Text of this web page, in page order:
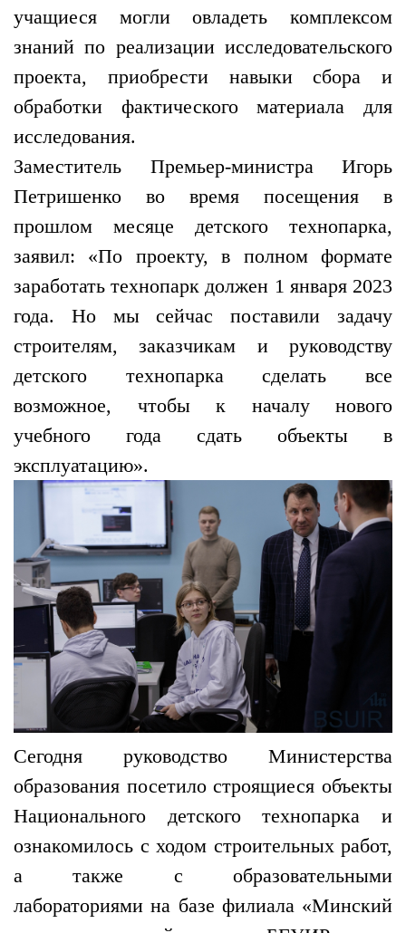
учащиеся могли овладеть комплексом
знаний по реализации исследовательского
проекта, приобрести навыки сбора и
обработки фактического материала для
исследования.
Заместитель Премьер-министра Игорь
Петришенко во время посещения в
прошлом месяце детского технопарка,
заявил: «По проекту, в полном формате
заработать технопарк должен 1 января 2023
года. Но мы сейчас поставили задачу
строителям, заказчикам и руководству
детского технопарка сделать все
возможное, чтобы к началу нового
учебного года сдать объекты в
эксплуатацию».
Сегодня руководство Министерства
образования посетило строящиеся объекты
Национального детского технопарка и
ознакомилось с ходом строительных работ,
а также с образовательными
лабораториями на базе филиала «Минский